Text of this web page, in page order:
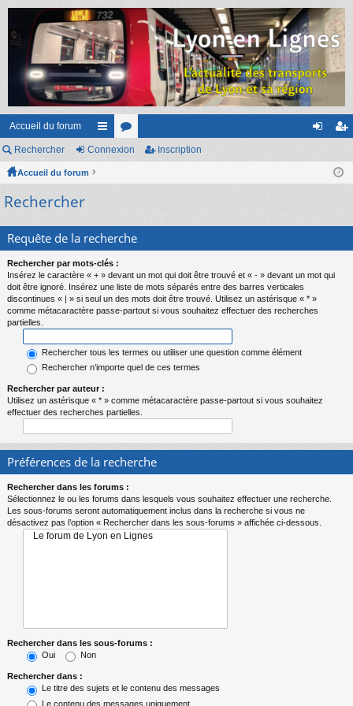
Accueil du forum
ac
s
or
cri
Rechercher Connexion Inscription
Accueil du forum
Rechercher
Requête de la recherche
Rechercher par mots-clés :
Insérez le caractère « + » devant un mot qui doit être trouvé et « - » devant un mot qui
doit être ignoré. Insérez une liste de mots séparés entre des barres verticales
discontinues « | » si seul un des mots doit être trouvé. Utilisez un astérisque « * »
comme métacaractère passe-partout si vous souhaitez effectuer des recherches
partielles.
Rechercher tous les termes ou utiliser une question comme élément
Rechercher n’importe quel de ces termes
Rechercher par auteur :
Utilisez un astérisque « * » comme métacaractère passe-partout si vous souhaitez
effectuer des recherches partielles.
Préférences de la recherche
Rechercher dans les forums :
Sélectionnez le ou les forums dans lesquels vous souhaitez effectuer une recherche.
Les sous-forums seront automatiquement inclus dans la recherche si vous ne
désactivez pas l’option « Rechercher dans les sous-forums » affichée ci-dessous.
Rechercher dans les sous-forums :
Oui
Non
Rechercher dans :
Le titre des sujets et le contenu des messages
Le contenu des messages uniquement